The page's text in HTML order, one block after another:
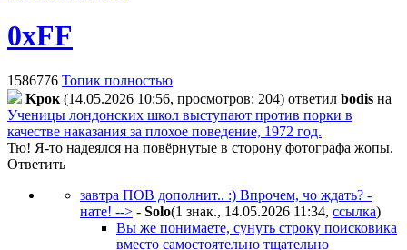
0xFF
1586776 Топик полностью
Kpoк (14.05.2026 10:56, просмотров: 204) ответил bodis на
Ученицы лондонских школ выступают против порки в
качестве наказания за плохое поведение, 1972 год.
Тю! Я-то надеялся на повёрнутые в сторону фотографа жопы.
Ответить
завтра ПОВ дополнит.. :) Впрочем, чо ждать? -
нате! --> - Solo(1 знак., 14.05.2026 11:34, ссылка)
Вы же понимаете, сунуть строку поисковика
вместо самостоятельно тщательно